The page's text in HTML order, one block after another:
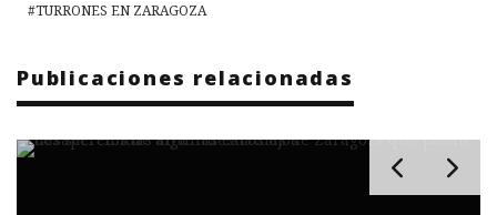
TURRONES EN ZARAGOZA
Publicaciones relacionadas